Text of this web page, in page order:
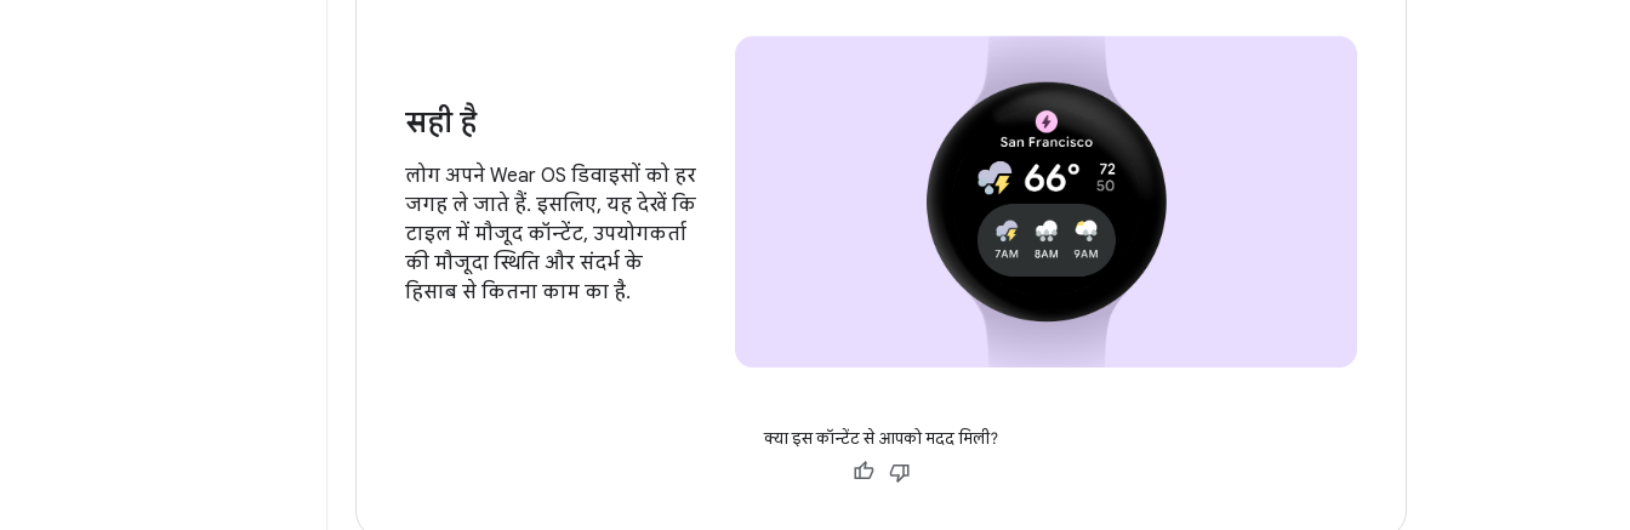
सही है
लोग अपने Wear OS डिवाइसों को हर
जगह ले जाते हैं. इसलिए, यह देखें कि
टाइल में मौजूद कॉन्टेंट, उपयोगकर्ता
की मौजूदा स्थिति और संदर्भ के
हिसाब से कितना काम का है.
क्या इस कॉन्टेंट से आपको मदद मिली?